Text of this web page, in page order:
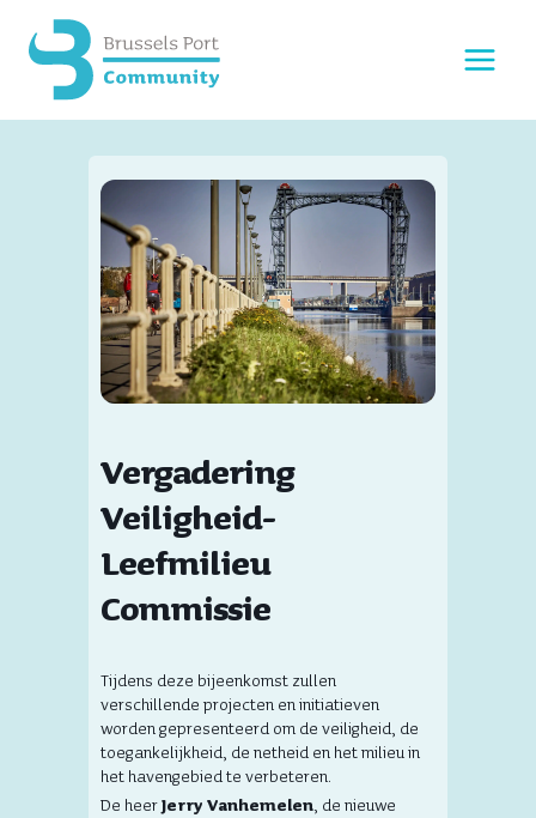
naar
inhoud
Vergadering
Veiligheid-
Leefmilieu
Commissie
Tijdens deze bijeenkomst zullen
verschillende projecten en initiatieven
worden gepresenteerd om de veiligheid, de
toegankelijkheid, de netheid en het milieu in
het havengebied te verbeteren.
De heerJerry Vanhemelen, de nieuwe